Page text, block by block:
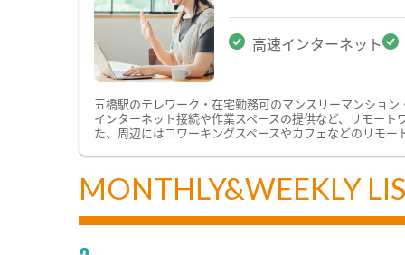
高速インターネット
五橋駅のテレワーク・在宅勤務可のマンスリーマンショ
インターネット接続や作業スペースの提供など、リモー
た、周辺にはコワーキングスペースやカフェなどのリモ
MONTHLY&WEEKLY